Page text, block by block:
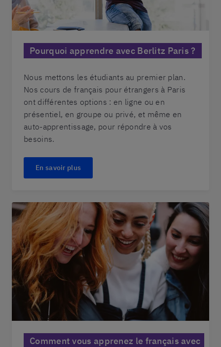
Pourquoi apprendre avec Berlitz Paris ?
Nous mettons les étudiants au premier plan.
Nos cours de français pour étrangers à Paris
ont différentes options : en ligne ou en
présentiel, en groupe ou privé, et même en
auto-apprentissage, pour répondre à vos
besoins.
En savoir plus
Comment vous apprenez le français avec